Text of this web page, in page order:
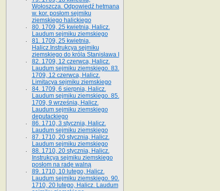
Wołoszcza. Odpowiedź hetmana
w. kor. posłom sejmiku
ziemskiego halickiego
80. 1709, 25 kwietnia, Halicz.
Laudum sejmiku ziemskiego
81. 1709, 25 kwietnia,
Halicz.Instrukcya sejmiku
ziemskiego do króla Stanisława I
82. 1709, 12 czerwca, Halicz.
Laudum sejmiku ziemskiego. 83.
1709, 12 czerwca, Halicz.
Limitacya sejmiku ziemskiego
84. 1709, 6 sierpnia, Halicz.
Laudum sejmiku ziemskiego. 85.
1709, 9 września, Halicz.
Laudum sejmiku ziemskiego
deputackiego
86. 1710, 3 stycznia, Halicz.
Laudum sejmiku ziemskiego
87. 1710, 20 stycznia, Halicz.
Laudum sejmiku ziemskiego
88. 1710, 20 stycznia, Halicz.
Instrukcya sejmiku ziemskiego
posłom na radę walną
89. 1710, 10 lutego, Halicz.
Laudum sejmiku ziemskiego. 90.
1710, 20 lutego, Halicz. Laudum